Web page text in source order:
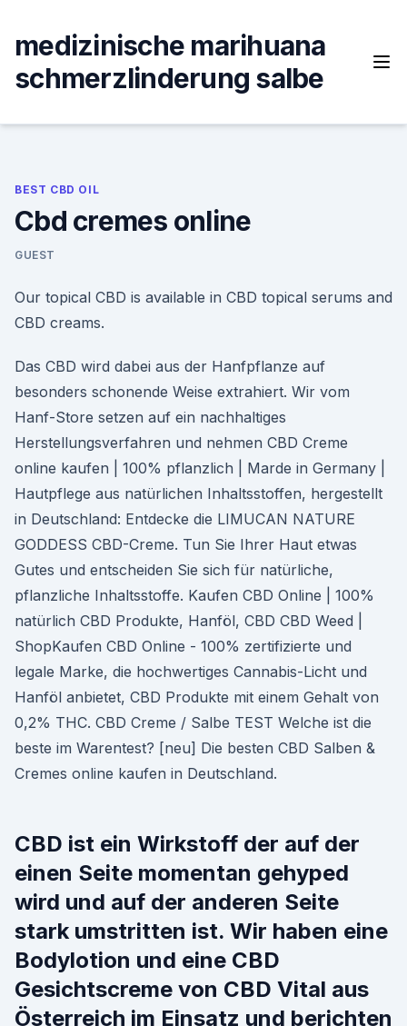
content
medizinische marihuana
schmerzlinderung salbe
BEST CBD OIL
Cbd cremes online
GUEST
Our topical CBD is available in CBD topical serums and
CBD creams.
Das CBD wird dabei aus der Hanfpflanze auf
besonders schonende Weise extrahiert. Wir vom
Hanf-Store setzen auf ein nachhaltiges
Herstellungsverfahren und nehmen CBD Creme
online kaufen | 100% pflanzlich | Marde in Germany |
Hautpflege aus natürlichen Inhaltsstoffen, hergestellt
in Deutschland: Entdecke die LIMUCAN NATURE
GODDESS CBD-Creme. Tun Sie Ihrer Haut etwas
Gutes und entscheiden Sie sich für natürliche,
pflanzliche Inhaltsstoffe. Kaufen CBD Online | 100%
natürlich CBD Produkte, Hanföl, CBD CBD Weed |
ShopKaufen CBD Online - 100% zertifizierte und
legale Marke, die hochwertiges Cannabis-Licht und
Hanföl anbietet, CBD Produkte mit einem Gehalt von
0,2% THC. CBD Creme / Salbe TEST Welche ist die
beste im Warentest? [neu] Die besten CBD Salben &
Cremes online kaufen in Deutschland.
CBD ist ein Wirkstoff der auf der
einen Seite momentan gehyped
wird und auf der anderen Seite
stark umstritten ist. Wir haben eine
Bodylotion und eine CBD
Gesichtscreme von CBD Vital aus
Österreich im Einsatz und berichten